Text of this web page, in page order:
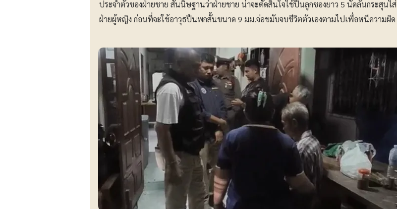
ประจำตัวของฝ่ายชาย สันนิษฐานว่าฝ่ายชาย น่าจะตัดสินใจใช้ปืนลูกซองยาว 5 นัดลั่นกระสุนใส่
ฝ่ายผู้หญิง ก่อนที่จะใช้อาวุธปืนพกสั้นขนาด 9 มม.จ่อขมับจบชีวิตตัวเองตามไปเพื่อหนีความผิด